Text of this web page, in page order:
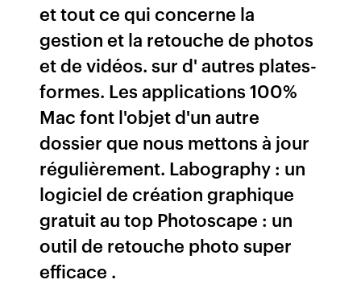
et tout ce qui concerne la
gestion et la retouche de photos
et de vidéos. sur d' autres plates-
formes. Les applications 100%
Mac font l'objet d'un autre
dossier que nous mettons à jour
régulièrement. Labography : un
logiciel de création graphique
gratuit au top Photoscape : un
outil de retouche photo super
efficace .